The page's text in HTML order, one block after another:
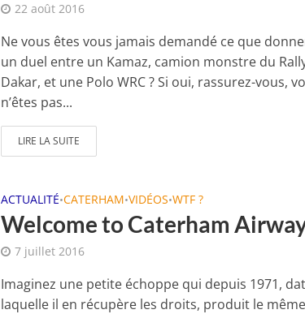
22 août 2016
Ne vous êtes vous jamais demandé ce que
un duel entre un Kamaz, camion monstre du
Dakar, et une Polo WRC ? Si oui, rassurez-vous,
n’êtes pas...
LIRE LA SUITE
ACTUALITÉ•CATERHAM•VIDÉOS•WTF ?
Welcome to Caterham
7 juillet 2016
Imaginez une petite échoppe qui depuis 1971,
laquelle il en récupère les droits, produit le même